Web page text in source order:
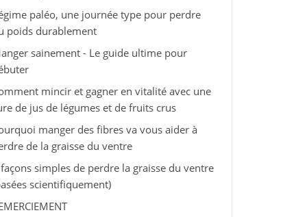
paléo, une journée type pour perdre
poids durablement
sainement - Le guide ultime pour
mincir et gagner en vitalité avec une
de jus de légumes et de fruits crus
manger des fibres va vous aider à
de la graisse du ventre
simples de perdre la graisse du ventre
scientifiquement)